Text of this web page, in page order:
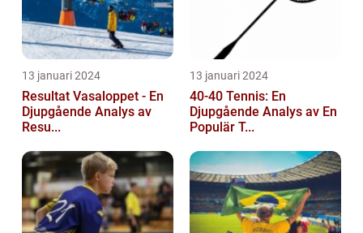
13 januari 2024
Resultat Vasaloppet - En
Djupgående Analys av
Resu...
13 januari 2024
40-40 Tennis: En
Djupgående Analys av En
Populär T...